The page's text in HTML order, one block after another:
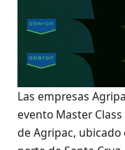
Las empresas
evento Master
de Agripac, ubicado